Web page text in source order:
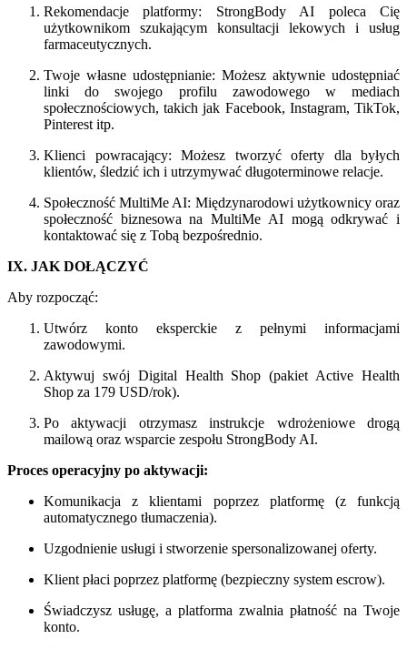
Rekomendacje platformy: StrongBody AI poleca Cię
użytkownikom szukającym konsultacji lekowych i usług
farmaceutycznych.
Twoje własne udostępnianie: Możesz aktywnie udostępniać
linki do swojego profilu zawodowego w mediach
społecznościowych, takich jak Facebook, Instagram, TikTok,
Pinterest itp.
Klienci powracający: Możesz tworzyć oferty dla byłych
klientów, śledzić ich i utrzymywać długoterminowe relacje.
Społeczność MultiMe AI: Międzynarodowi użytkownicy oraz
społeczność biznesowa na MultiMe AI mogą odkrywać i
kontaktować się z Tobą bezpośrednio.
IX. JAK DOŁĄCZYĆ
Aby rozpocząć:
Utwórz konto eksperckie z pełnymi informacjami
zawodowymi.
Aktywuj swój Digital Health Shop (pakiet Active Health
Shop za 179 USD/rok).
Po aktywacji otrzymasz instrukcje wdrożeniowe drogą
mailową oraz wsparcie zespołu StrongBody AI.
Proces operacyjny po aktywacji:
Komunikacja z klientami poprzez platformę (z funkcją
automatycznego tłumaczenia).
Uzgodnienie usługi i stworzenie spersonalizowanej oferty.
Klient płaci poprzez platformę (bezpieczny system escrow).
Świadczysz usługę, a platforma zwalnia płatność na Twoje
konto.